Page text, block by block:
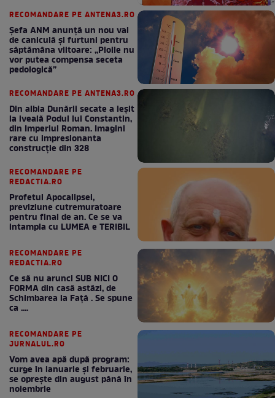
RECOMANDARE PE ANTENA3.RO
Șefa ANM anunță un nou val
de caniculă și furtuni pentru
săptămâna viitoare: „Ploile nu
vor putea compensa seceta
pedologică”
RECOMANDARE PE ANTENA3.RO
Din albia Dunării secate a ieșit
la iveală Podul lui Constantin,
din Imperiul Roman. Imagini
rare cu impresionanta
construcție din 328
RECOMANDARE PE
REDACTIA.RO
Profetul Apocalipsei,
previziune cutremuratoare
pentru final de an. Ce se va
intampla cu LUMEA e TERIBIL
RECOMANDARE PE
REDACTIA.RO
Ce să nu arunci SUB NICI O
FORMA din casă astăzi, de
Schimbarea la Față . Se spune
ca ....
RECOMANDARE PE
JURNALUL.RO
Vom avea apă după program:
curge în ianuarie și februarie,
se oprește din august până în
noiembrie